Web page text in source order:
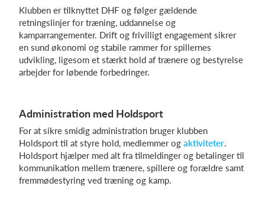
Klubben er tilknyttet DHF og følger gældende
retningslinjer for træning, uddannelse og
kamparrangementer. Drift og frivilligt engagement sikrer
en sund økonomi og stabile rammer for spillernes
udvikling, ligesom et stærkt hold af trænere og bestyrelse
arbejder for løbende forbedringer.
Administration med Holdsport
For at sikre smidig administration bruger klubben
Holdsport til at styre hold, medlemmer og aktiviteter.
Holdsport hjælper med alt fra tilmeldinger og betalinger til
kommunikation mellem trænere, spillere og forældre samt
fremmødestyring ved træning og kamp.